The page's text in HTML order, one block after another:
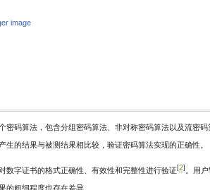
image
码算法，包含分组密码算法、非对称密码算法以及流密
的结果与被测结果相比较，验证密码算法实现的正确性。
数字证书的格式正确性、有效性和完整性进行验证[ 2] 。用
粗细程度也存在差异。